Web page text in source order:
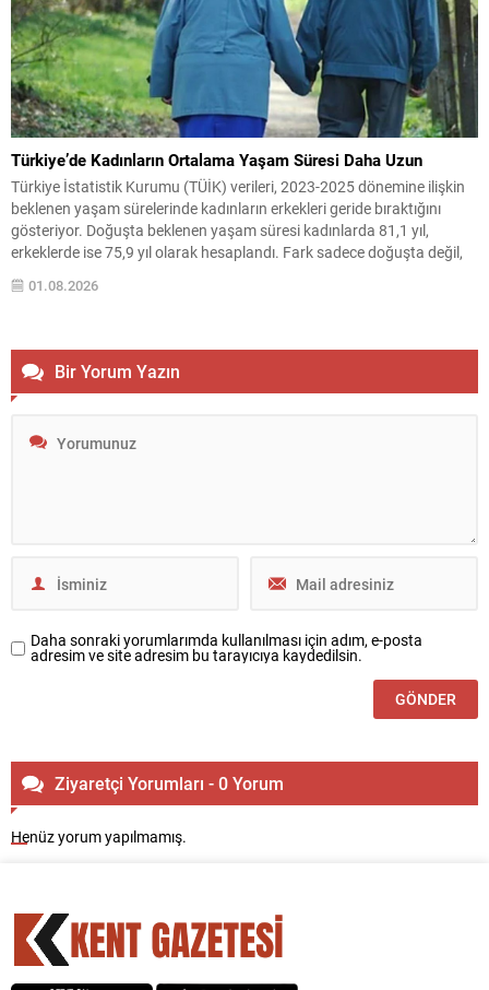
Türkiye’de Kadınların Ortalama Yaşam Süresi Daha Uzun
Türkiye İstatistik Kurumu (TÜİK) verileri, 2023-2025 dönemine ilişkin
beklenen yaşam sürelerinde kadınların erkekleri geride bıraktığını
gösteriyor. Doğuşta beklenen yaşam süresi kadınlarda 81,1 yıl,
erkeklerde ise 75,9 yıl olarak hesaplandı. Fark sadece doğuşta değil,
tüm yaş gruplarında kendini hissettiriyor. Örneğin 15 yaşındaki bir kız
çocuğunun ortalama 67,3 yıl daha yaşaması beklenirken,...
01.08.2026
Bir Yorum Yazın
Daha sonraki yorumlarımda kullanılması için adım, e-posta
adresim ve site adresim bu tarayıcıya kaydedilsin.
Ziyaretçi Yorumları - 0 Yorum
Henüz yorum yapılmamış.